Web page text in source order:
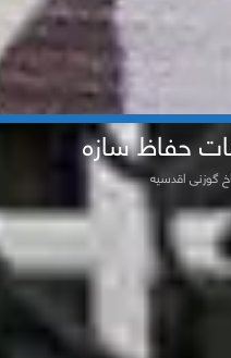
حفاظ سازه
گوزنی اقدسیه